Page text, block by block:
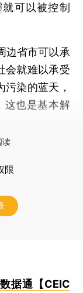
可以被控制
边省市可以承
会就难以承受
染的蓝天，
这也是基本解
读
限
据通【CEIC